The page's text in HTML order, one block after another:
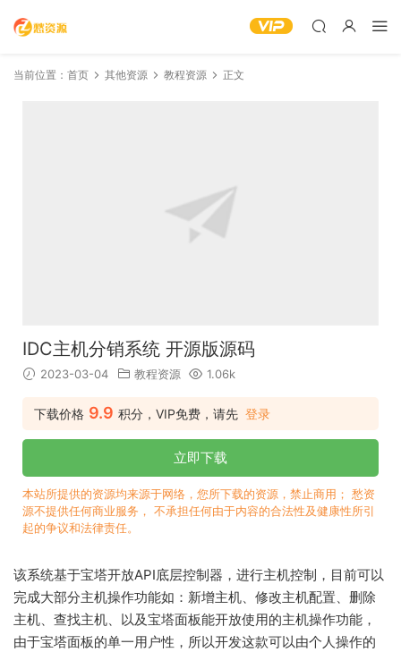
当前位置： 首页 其他资源 教程资源 正文
IDC主机分销系统 开源版源码
2023-03-04 教程资源 1.06k
下载价格 9.9 积分，VIP免费，请先 登录
立即下载
本站所提供的资源均来源于网络，您所下载的资源，禁止商用； 愁资
源不提供任何商业服务， 不承担任何由于内容的合法性及健康性所引
起的争议和法律责任。
该系统基于宝塔开放API底层控制器，进行主机控制，目前可以
完成大部分主机操作功能如：新增主机、修改主机配置、删除
主机、查找主机、以及宝塔面板能开放使用的主机操作功能，
由于宝塔面板的单一用户性，所以开发这款可以由个人操作的